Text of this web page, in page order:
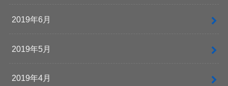
2019年6月
2019年5月
2019年4月